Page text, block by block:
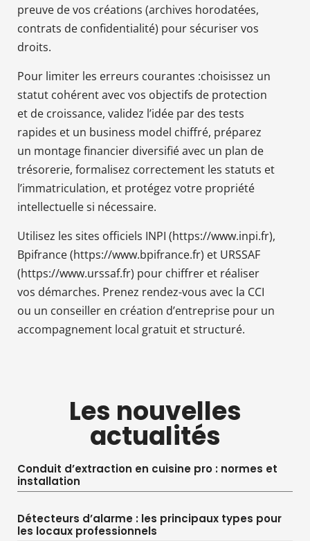
preuve de vos créations (archives horodatées,
contrats de confidentialité) pour sécuriser vos
droits.
Pour limiter les erreurs courantes :choisissez un
statut cohérent avec vos objectifs de protection
et de croissance, validez l’idée par des tests
rapides et un business model chiffré, préparez
un montage financier diversifié avec un plan de
trésorerie, formalisez correctement les statuts et
l’immatriculation, et protégez votre propriété
intellectuelle si nécessaire.
Utilisez les sites officiels INPI (https://www.inpi.fr),
Bpifrance (https://www.bpifrance.fr) et URSSAF
(https://www.urssaf.fr) pour chiffrer et réaliser
vos démarches. Prenez rendez-vous avec la CCI
ou un conseiller en création d’entreprise pour un
accompagnement local gratuit et structuré.
Les nouvelles
actualités
Conduit d’extraction en cuisine pro : normes et
installation
Détecteurs d’alarme : les principaux types pour
les locaux professionnels